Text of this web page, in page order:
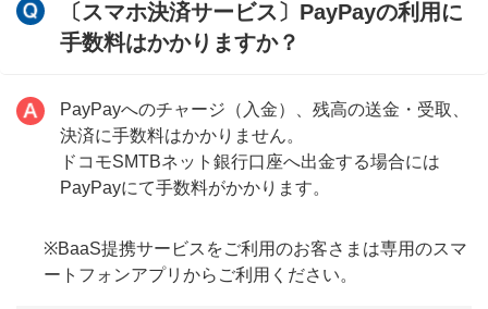
〔スマホ決済サービス〕PayPayの利用に
手数料はかかりますか？
PayPayへのチャージ（入金）、残高の送金・受取、
決済に手数料はかかりません。
ドコモSMTBネット銀行口座へ出金する場合には
PayPayにて手数料がかかります。
※BaaS提携サービスをご利用のお客さまは専用のスマ
ートフォンアプリからご利用ください。